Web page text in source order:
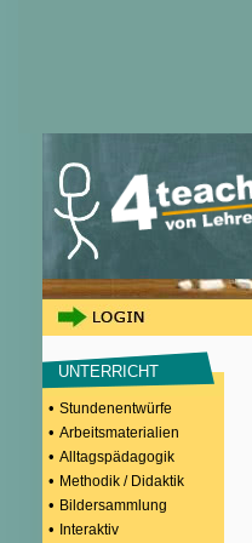
UNTERRICHT
• Stundenentwürfe
• Arbeitsmaterialien
• Alltagspädagogik
• Methodik / Didaktik
• Bildersammlung
• Interaktiv